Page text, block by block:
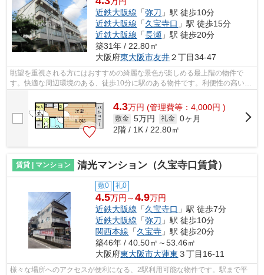
近鉄大阪線 「弥刀 」駅 徒歩10分
近鉄大阪線 「久宝寺口 」駅 徒歩15分
近鉄大阪線 「長瀬 」駅 徒歩20分
築31年 / 22.80㎡
大阪府東大阪市友井２丁目34-47
眺望を重視される方にはおすすめの綺麗な景色が楽しめる最上階の物件で
す。快適な周辺環境のある、徒歩10分に駅のある物件です。利便性の高い設
備として注目されているのが敷地内ごみ...
4.3万円 (管理費等：4,000円 )
敷金 5万円 礼金 0ヶ月
2階 / 1K / 22.80㎡
賃貸 | マンション 清光マンション（久宝寺口賃貸）
敷0 礼0
4.5万円～4.9万円
近鉄大阪線 「久宝寺口 」駅 徒歩7分
近鉄大阪線 「弥刀 」駅 徒歩10分
関西本線 「久宝寺 」駅 徒歩20分
築46年 / 40.50㎡～53.46㎡
大阪府東大阪市大蓮東 ３丁目16-11
様々な場所へのアクセスが便利になる、2駅利用可能な物件です。駅まで平